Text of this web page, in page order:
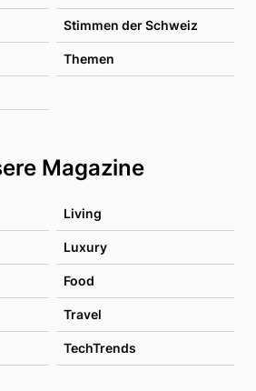
Stimmen der Schweiz
Themen
Magazine
Living
Luxury
Food
Travel
TechTrends